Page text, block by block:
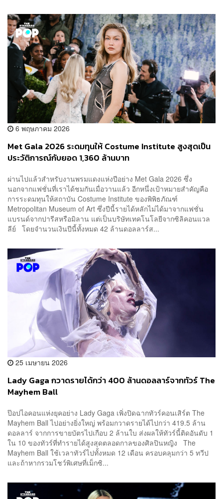
6 พฤษภาคม 2026
Met Gala 2026 ระดมทุนให้ Costume Institute สูงสุดเป็น
ประวัติการณ์กับยอด 1,360 ล้านบาท
ผ่านไปแล้วสำหรับงานพรมแดงแห่งปีอย่าง Met Gala 2026 ซึ่ง
นอกจากแฟชั่นที่เราได้ชมกันเมื่อวานแล้ว อีกหนึ่งเป้าหมายสำคัญคือ
การระดมทุนให้สถาบัน Costume Institute ของพิพิธภัณฑ์
Metropolitan Museum of Art ซึ่งปีนี้รายได้หลักไม่ได้มาจากแฟชั่น
แบรนด์จากปารีสหรือมิลาน แต่เป็นบริษัทเทคโนโลยีจากซิลิคอนแวล
ลีย์ โดยจำนวนเงินปีนี้ทั้งหมด 42 ล้านดอลลาร์ส...
25 เมษายน 2026
Lady Gaga กวาดรายได้กว่า 400 ล้านดอลลาร์จากทัวร์ The
Mayhem Ball
ป๊อปไอคอนแห่งยุคอย่าง Lady Gaga เพิ่งปิดฉากทัวร์คอนเสิร์ต The
Mayhem Ball ไปอย่างยิ่งใหญ่ พร้อมกวาดรายได้ไปกว่า 419.5 ล้าน
ดอลลาร์ จากการขายบัตรไปเกือบ 2 ล้านใบ ส่งผลให้ทัวร์นี้ติดอันดับ 1
ใน 10 ของทัวร์ที่ทำรายได้สูงสุดตลอดกาลของศิลปินหญิง The
Mayhem Ball ใช้เวลาทัวร์ไปทั้งหมด 12 เดือน ครอบคลุมกว่า 5 ทวีป
และถ้าหากรวมโชว์พิเศษที่เม็กซิ...